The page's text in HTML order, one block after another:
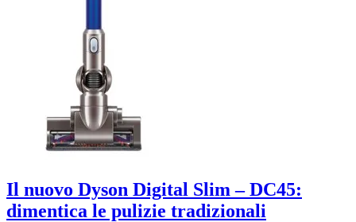
Il nuovo Dyson Digital Slim – DC45:
dimentica le pulizie tradizionali